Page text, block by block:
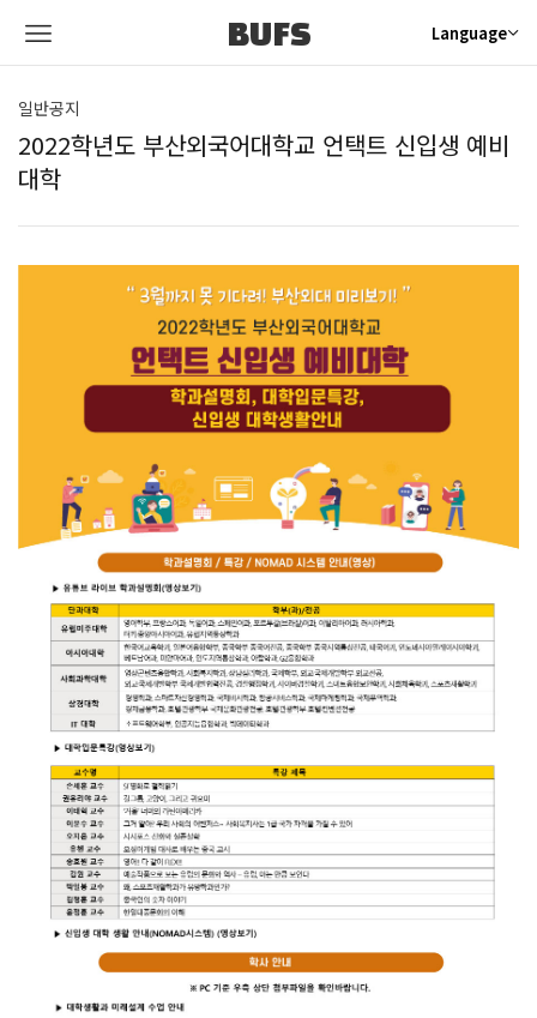
BUFS Language
일반공지
2022학년도 부산외국어대학교 언택트 신입생 예비
대학